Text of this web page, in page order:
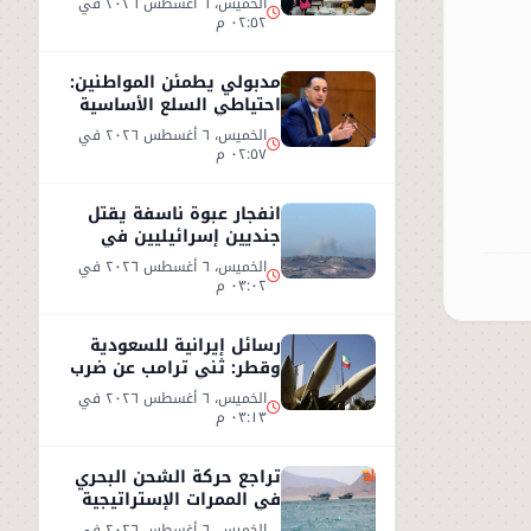
٠٢:٥٢ م
مدبولي يطمئن المواطنين:
احتياطي السلع الأساسية
آمن ويغطي الاستهلاك
لعام كامل الخميس، ٦ أغسطس ٢٠٢٦ في
٠٢:٥٧ م
انفجار عبوة ناسفة يقتل
جنديين إسرائيليين في
جنوب لبنان وردود فعل
متباينة الخميس، ٦ أغسطس ٢٠٢٦ في
٠٣:٠٢ م
رسائل إيرانية للسعودية
وقطر: ثني ترامب عن ضرب
إيران أو سنرد على الخليج
الخميس، ٦ أغسطس ٢٠٢٦ في
٠٣:١٣ م
تراجع حركة الشحن البحري
في الممرات الإستراتيجية
وسط تصعيد أمني